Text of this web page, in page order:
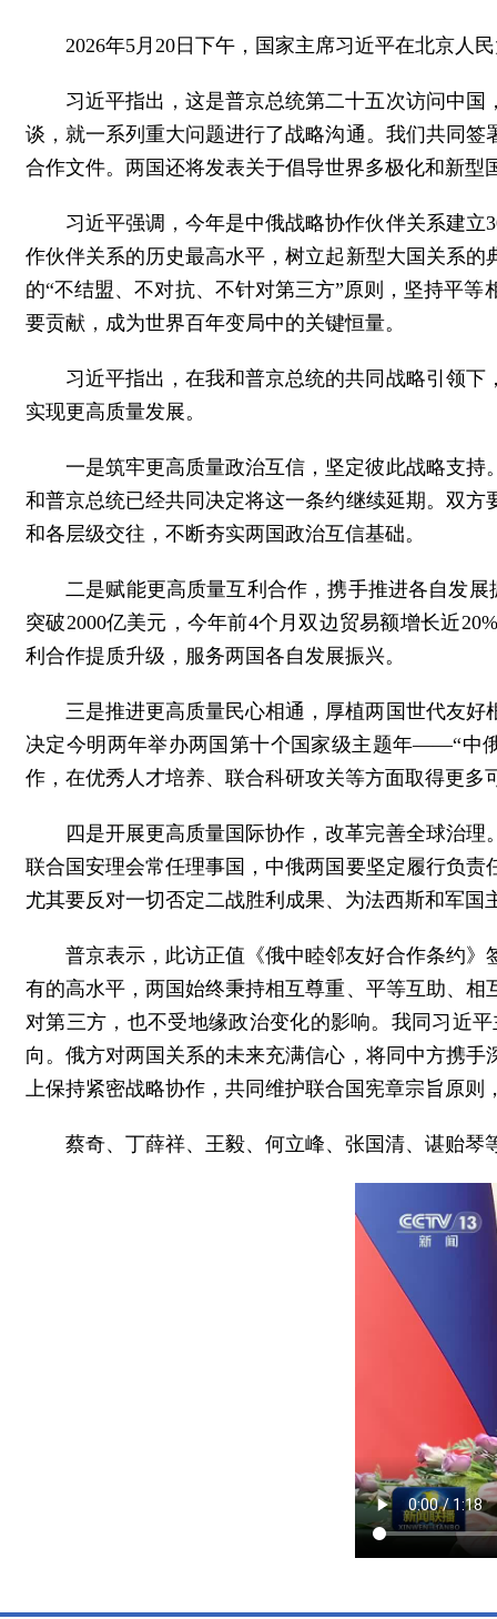
2026年5月20日下午，国家主席习近平在北京人
习近平指出，这是普京总统第二十五次访问中
谈，就一系列重大问题进行了战略沟通。我们共同
合作文件。两国还将发表关于倡导世界多极化和新型
习近平强调，今年是中俄战略协作伙伴关系建
作伙伴关系的历史最高水平，树立起新型大国关系
的“不结盟、不对抗、不针对第三方”原则，坚持平
要贡献，成为世界百年变局中的关键恒量。
习近平指出，在我和普京总统的共同战略引领
实现更高质量发展。
一是筑牢更高质量政治互信，坚定彼此战略支
和普京总统已经共同决定将这一条约继续延期。双
和各层级交往，不断夯实两国政治互信基础。
二是赋能更高质量互利合作，携手推进各自发
突破2000亿美元，今年前4个月双边贸易额增长近
利合作提质升级，服务两国各自发展振兴。
三是推进更高质量民心相通，厚植两国世代友
决定今明两年举办两国第十个国家级主题年——“中
作，在优秀人才培养、联合科研攻关等方面取得更
四是开展更高质量国际协作，改革完善全球治
联合国安理会常任理事国，中俄两国要坚定履行负
尤其要反对一切否定二战胜利成果、为法西斯和军
普京表示，此访正值《俄中睦邻友好合作条约
有的高水平，两国始终秉持相互尊重、平等互助、
对第三方，也不受地缘政治变化的影响。我同习近
向。俄方对两国关系的未来充满信心，将同中方携
上保持紧密战略协作，共同维护联合国宪章宗旨原则
蔡奇、丁薛祥、王毅、何立峰、张国清、谌贻琴